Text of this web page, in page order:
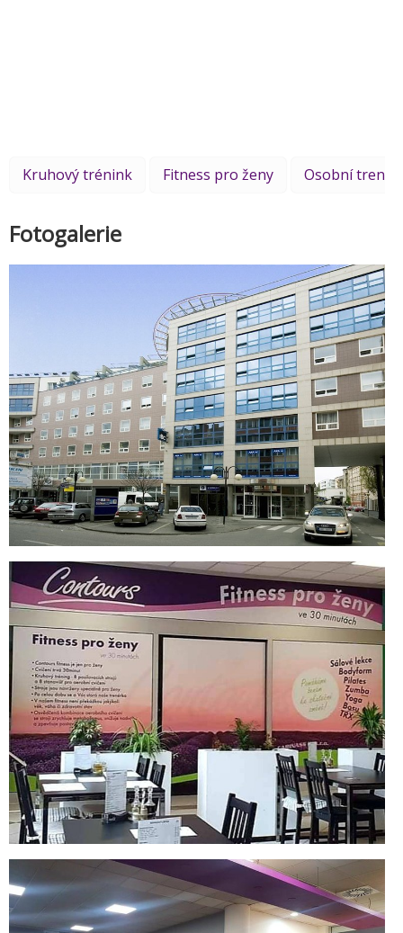
Kruhový trénink Fitness pro ženy Osobní trenér
Fotogalerie